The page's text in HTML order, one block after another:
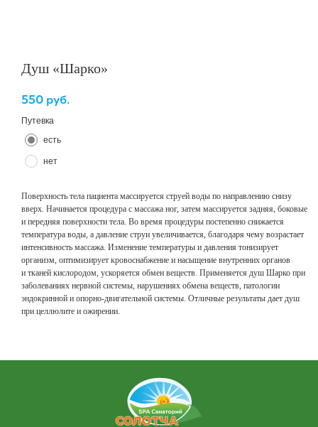
Душ «Шарко»
550 руб.
Путевка
есть
нет
Поверхность тела пациента массируется струей воды по направлению снизу
вверх. Начинается процедура с массажа ног, затем массируется задняя, боковые
и передняя поверхности тела. Во время процедуры постепенно снижается
температура воды, а давление струи увеличивается, благодаря чему возрастает
интенсивность массажа. Изменение температуры и давления тонизирует
организм, оптимизирует кровоснабжение и насыщение внутренних органов
и тканей кислородом, ускоряется обмен веществ. Применяется душ Шарко при
заболеваниях нервной системы, нарушениях обмена веществ, патологии
эндокринной и опорно-двигательной системы. Отличные результаты дает душ
при целлюлите и ожирении.